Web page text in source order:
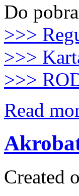
Do
>>>
>>>
>>>
Read
Created